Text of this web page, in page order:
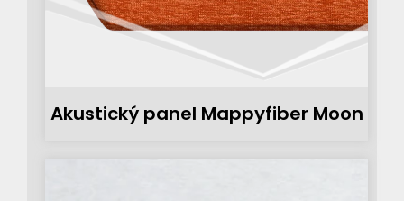
Akustický panel Mappyfiber Moon